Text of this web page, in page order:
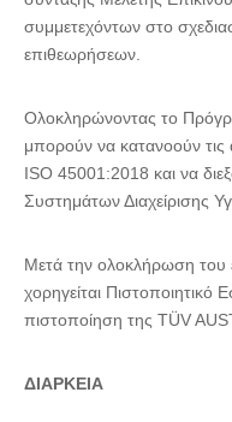
συμμετεχόντων στο
επιθεωρήσεων.
Ολοκληρώνοντας το
μπορούν να κατανοούν
ISO 45001:2018 και να
Συστημάτων Διαχείρισης
Μετά την ολοκλήρωση του
χορηγείται
πιστοποίηση της TÜV
ΔΙΑΡΚΕΙΑ